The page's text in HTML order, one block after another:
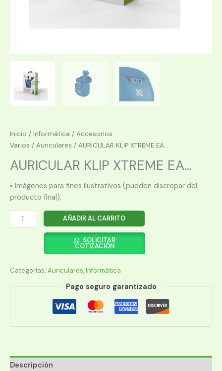
Inicio / Informática / Accesorios
Varios / Auriculares / AURICULAR KLIP XTREME EA...
AURICULAR KLIP XTREME EA...
• Imágenes para fines ilustrativos (pueden discrepar del
producto final).
AURICULAR
KLIP
KTE-
006BL
AÑADIR AL CARRITO
SOLICITAR
COTIZACIÓN
Categorías: Auriculares,Informática
Pago seguro garantizado
Descripción